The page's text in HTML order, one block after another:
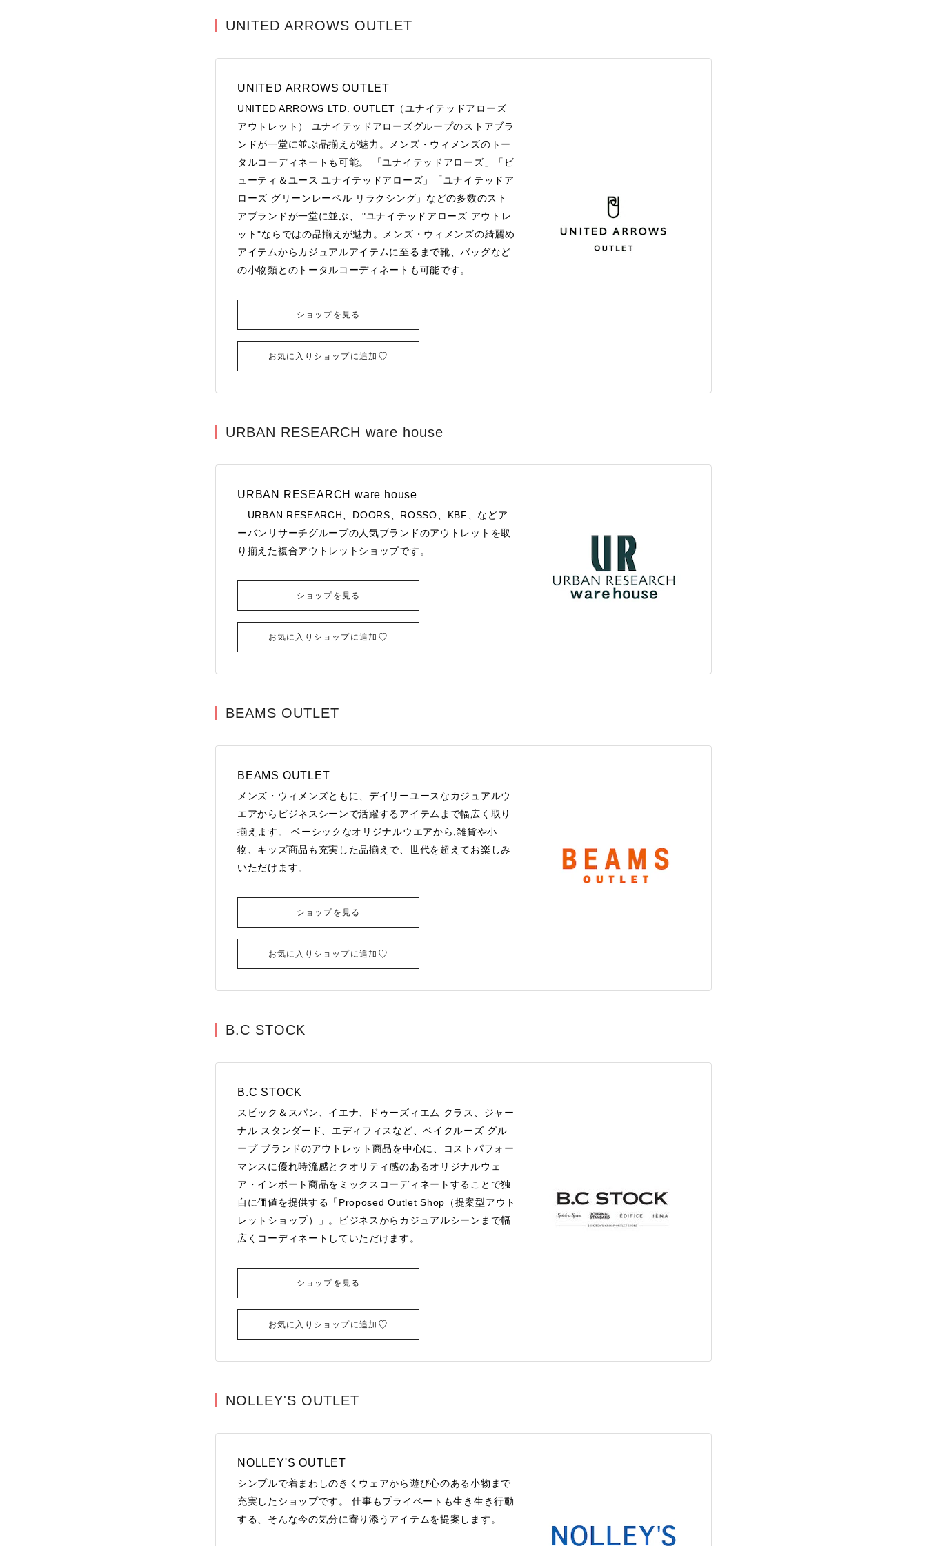
UNITED ARROWS OUTLET
UNITED ARROWS OUTLET
UNITED ARROWS LTD. OUTLET（ユナイテッドアローズ
アウトレット） ユナイテッドアローズグループのストアブラ
ンドが一堂に並ぶ品揃えが魅力。メンズ・ウィメンズのトー
タルコーディネートも可能。 「ユナイテッドアローズ」「ビ
ューティ＆ユース ユナイテッドアローズ」「ユナイテッドア
ローズ グリーンレーベル リラクシング」などの多数のスト
アブランドが一堂に並ぶ、 "ユナイテッドアローズ アウトレ
ット"ならではの品揃えが魅力。メンズ・ウィメンズの綺麗め
アイテムからカジュアルアイテムに至るまで靴、バッグなど
の小物類とのトータルコーディネートも可能です。
ショップを見る
お気に入りショップに追加
URBAN RESEARCH ware house
URBAN RESEARCH ware house
URBAN RESEARCH、DOORS、ROSSO、KBF、などア
ーバンリサーチグループの人気ブランドのアウトレットを取
り揃えた複合アウトレットショップです。
ショップを見る
お気に入りショップに追加
BEAMS OUTLET
BEAMS OUTLET
メンズ・ウィメンズともに、デイリーユースなカジュアルウ
エアからビジネスシーンで活躍するアイテムまで幅広く取り
揃えます。 ベーシックなオリジナルウエアから,雑貨や小
物、キッズ商品も充実した品揃えで、世代を超えてお楽しみ
いただけます。
ショップを見る
お気に入りショップに追加
B.C STOCK
B.C STOCK
スピック＆スパン、イエナ、ドゥーズィエム クラス、ジャー
ナル スタンダード、エディフィスなど、ベイクルーズ グル
ープ ブランドのアウトレット商品を中心に、コストパフォー
マンスに優れ時流感とクオリティ感のあるオリジナルウェ
ア・インポート商品をミックスコーディネートすることで独
自に価値を提供する「Proposed Outlet Shop（提案型アウト
レットショップ）」。ビジネスからカジュアルシーンまで幅
広くコーディネートしていただけます。
ショップを見る
お気に入りショップに追加
NOLLEY'S OUTLET
NOLLEY'S OUTLET
シンプルで着まわしのきくウェアから遊び心のある小物まで
充実したショップです。 仕事もプライベートも生き生き行動
する、そんな今の気分に寄り添うアイテムを提案します。